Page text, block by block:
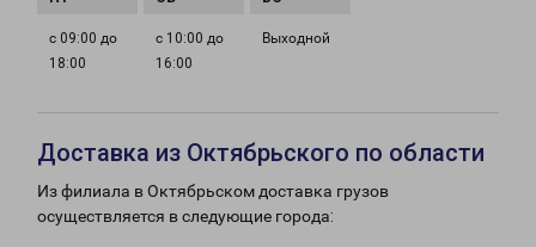
с 09:00 до
18:00
с 10:00 до
16:00
Выходной
Доставка из Октябрьского по области
Из филиала в Октябрьском доставка грузов
осуществляется в следующие города: